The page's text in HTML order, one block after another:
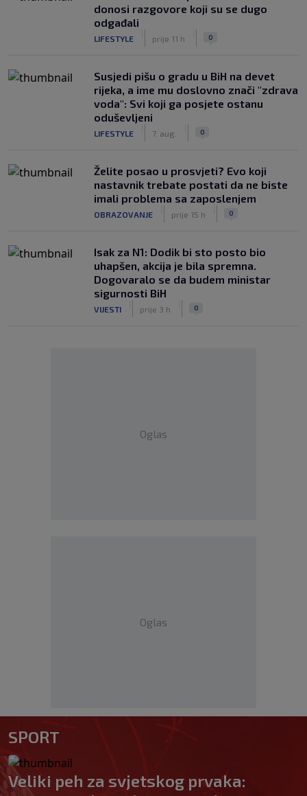
donosi razgovore koji su se dugo
odgađali
LIFESTYLE prije 11 h 0
Susjedi pišu o gradu u BiH na devet
rijeka, a ime mu doslovno znači "zdrava
voda": Svi koji ga posjete ostanu
oduševljeni
LIFESTYLE 7. aug. 0
Želite posao u prosvjeti? Evo koji
nastavnik trebate postati da ne biste
imali problema sa zaposlenjem
OBRAZOVANJE prije 15 h 0
Isak za N1: Dodik bi sto posto bio
uhapšen, akcija je bila spremna.
Dogovaralo se da budem ministar
sigurnosti BiH
VIJESTI prije 3 h 0
Oglas
Oglas
SPORT
Veliki peh za svjetskog prvaka: